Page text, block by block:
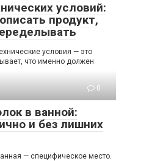
условий:
продукт,
условия — это
что именно должен
0
в ванной:
и без лишних
— специфическое место.